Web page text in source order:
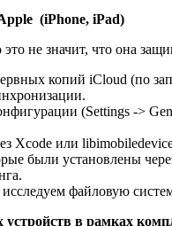
(iPhone, iPad)
это не значит, что она
копий iCloud (по
(Settings ->
Xcode или
были установлены
файловую
в рамках